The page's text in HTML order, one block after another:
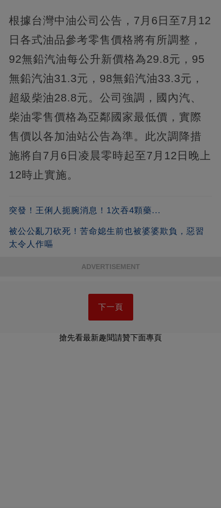
根據台灣中油公司公告，7月6日至7月12
日各式油品參考零售價格將有所調整，
92無鉛汽油每公升新價格為29.8元，95
無鉛汽油31.3元，98無鉛汽油33.3元，
超級柴油28.8元。公司強調，國內汽、
柴油零售價格為亞鄰國家最低價，實際
售價以各加油站公告為準。此次調降措
施將自7月6日凌晨零時起至7月12日晚上
12時止實施。
突發！王俐人扼腕消息！1次吞4顆藥...
被公公亂刀砍死！苦命媳生前也被婆婆欺負，惡習
太令人作嘔
ADVERTISEMENT
下一頁
搶先看最新趣聞請贊下面專頁